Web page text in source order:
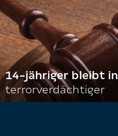
14-jähriger bleibt
terrorverdächtiger